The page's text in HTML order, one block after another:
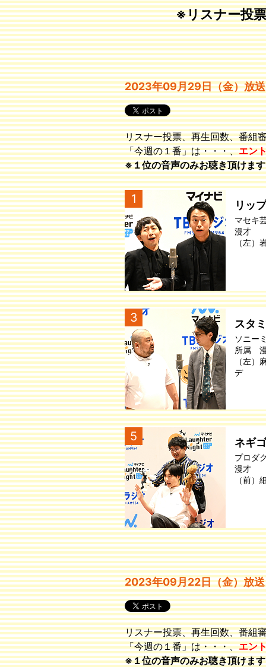
※リスナー投
2023年09月29日（金）放送
リスナー投票、再生回数、番組
「今週の１番」は・・・、エン
※１位の音声のみお聴き頂けます
1 リッ
マセキ
漫才
（左
3 スタ
ソニー
所属
（左
デ
5 ネギ
プロダ
漫才
（前
2023年09月22日（金）放送
リスナー投票、再生回数、番組
「今週の１番」は・・・、エン
※１位の音声のみお聴き頂けます